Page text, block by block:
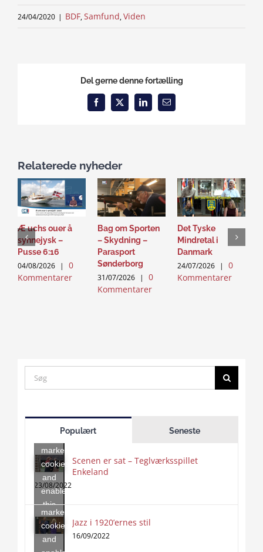
24/04/2020 | BDF,Samfund,Viden
Del gerne denne fortælling
Facebook
X LinkedInEmail
Relaterede nyheder
Æ uchs ouer å
synnejysk –
Pusse 6:16
04/08/2026 |
0
Kommentarer
Bag om Sporten
– Skydning –
Parasport
Sønderborg
31/07/2026 |
0
Kommentarer
Det Tyske
Mindretal i
Danmark
24/07/2026 |
0
Kommentarer
Search
for:
Populært Seneste
accept
marketing
cookies
and
enable
this
content
Scenen er sat – Teglværksspillet
Enkeland
23/08/2022
Click
to
marketing
cookies
and
Jazz i 1920’ernes stil
16/09/2022
Click
to
accept